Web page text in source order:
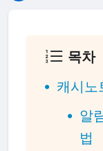
목차
캐시노
알
법